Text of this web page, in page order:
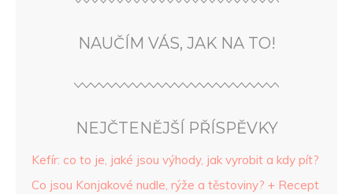
NAUČÍM VÁS, JAK NA TO!
NEJČTENĚJŠÍ PŘÍSPĚVKY
Kefír: co to je, jaké jsou výhody, jak vyrobit a kdy pít?
Co jsou Konjakové nudle, rýže a těstoviny? + Recept